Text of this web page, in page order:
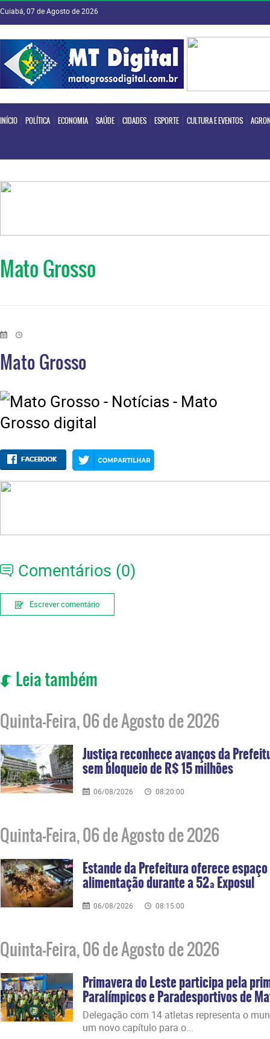
Cuiabá, 07 de Agosto de 2026
INÍCIO POLÍTICA ECONOMIA SAÚDE CIDADES ESPORTE CULTURA E EVENTOS
INÍCIO POLÍTICA ECONOMIA SAÚDE
Mato Grosso
Mato Grosso
Comentários (0)
Escrever comentário
Leia também
Quinta-Feira, 06 de Agosto de 2026
Justiça reconhece avanços da
sem bloqueio de R$ 15 milhões
06/08/2026 08:20:00
Quinta-Feira, 06 de Agosto de 2026
Estande da Prefeitura oferece
alimentação durante a 52ª Exposul
06/08/2026 08:15:00
Quinta-Feira, 06 de Agosto de 2026
Primavera do Leste participa pela
Paralímpicos e Paradesportivos de
​Delegação com 14 atletas representa o
um novo capítulo para o...